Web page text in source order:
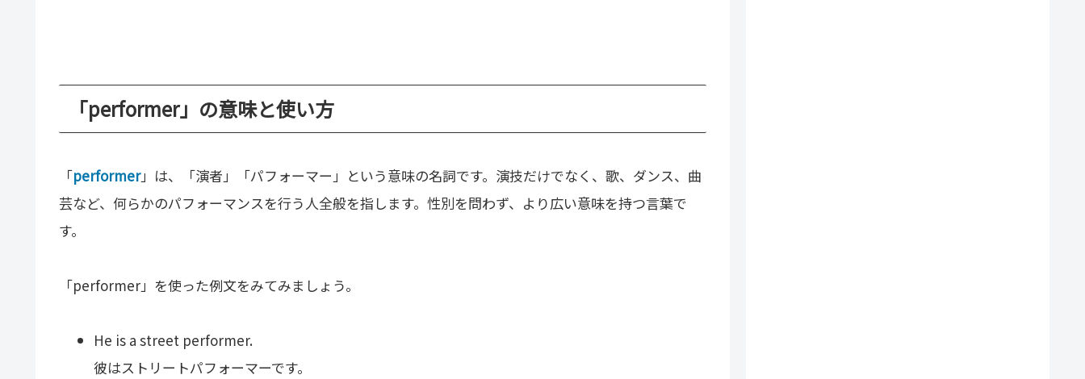
「performer」の意味と使い方
「performer」は、「演者」「パフォーマー」という意味の名詞です。演技だけでなく、歌、ダンス、曲
芸など、何らかのパフォーマンスを行う人全般を指します。性別を問わず、より広い意味を持つ言葉で
す。
「performer」を使った例文をみてみましょう。
He is a street performer.
彼はストリートパフォーマーです。